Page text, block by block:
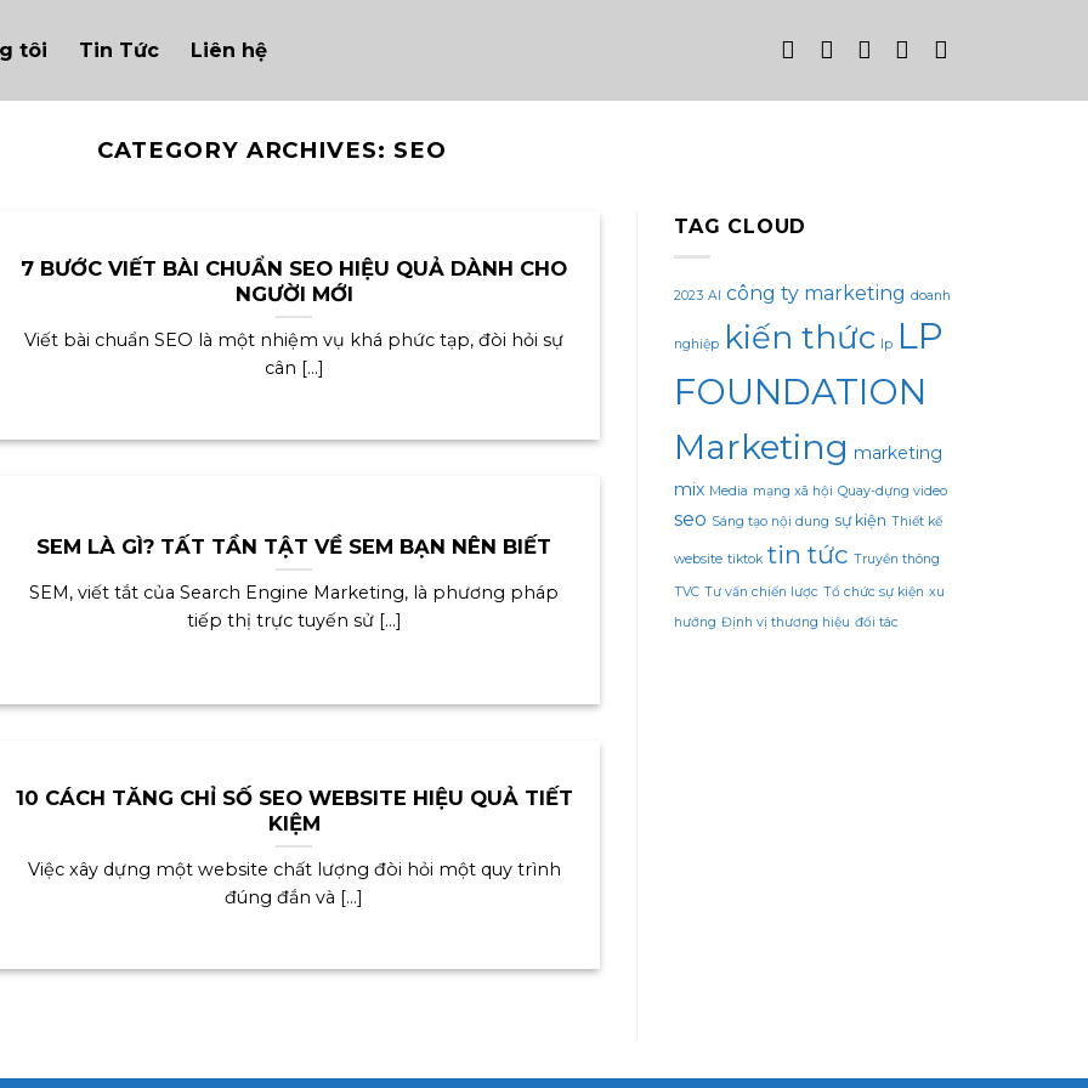
tôi Tin Tức Liên hệ
CATEGORY ARCHIVES: SEO
7 BƯỚC VIẾT BÀI CHUẨN SEO HIỆU QUẢ DÀNH CHO
NGƯỜI MỚI
Viết bài chuẩn SEO là một nhiệm vụ khá phức tạp, đòi hỏi sự
cân [...]
SEM LÀ GÌ? TẤT TẦN TẬT VỀ SEM BẠN NÊN BIẾT
SEM, viết tắt của Search Engine Marketing, là phương pháp
tiếp thị trực tuyến sử [...]
10 CÁCH TĂNG CHỈ SỐ SEO WEBSITE HIỆU QUẢ TIẾT
KIỆM
Việc xây dựng một website chất lượng đòi hỏi một quy trình
đúng đắn và [...]
TAG CLOUD
2023 AI công ty marketing doanh
nghiệp kiến thức lp LP
FOUNDATION
Marketing marketing
mix Media mạng xã hội Quay-dựng video
seo Sáng tạo nội dung sự kiện Thiết kế
website tiktok tin tức Truyền thông
TVC Tư vấn chiến lược Tổ chức sự kiện xu
hướng Định vị thương hiệu đối tác